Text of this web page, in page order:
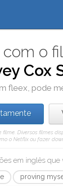
com o
Cox
fleex, pode
Diversos filmes
o Netflix ou fazer
em inglês
proving